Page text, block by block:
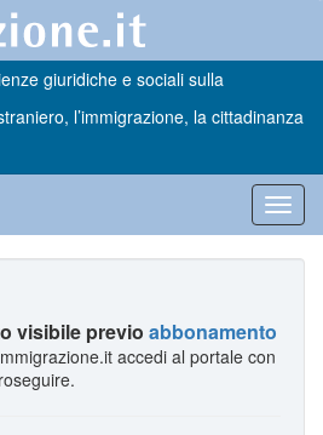
giuridiche e sociali sulla
l’immigrazione, la cittadinanza
visibile previo abbonamento
accedi al portale con